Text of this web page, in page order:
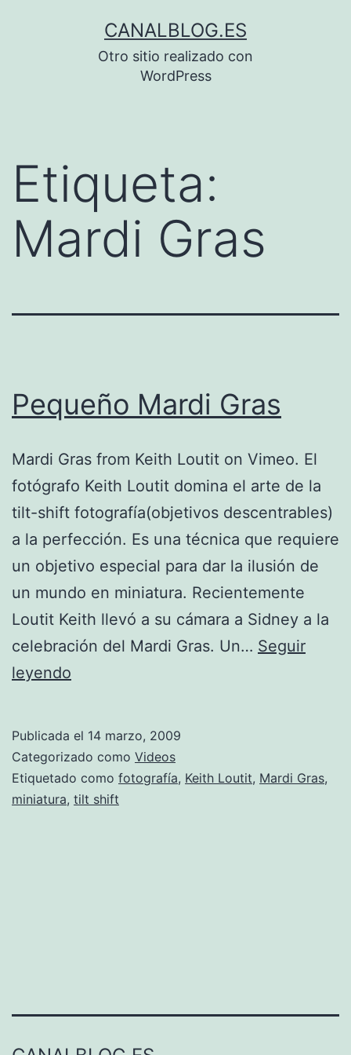
CANALBLOG.ES
Otro sitio realizado con
WordPress
Etiqueta:
Mardi Gras
Pequeño Mardi Gras
Mardi Gras from Keith Loutit on Vimeo. El
fotógrafo Keith Loutit domina el arte de la
tilt-shift fotografía(objetivos descentrables)
a la perfección. Es una técnica que requiere
un objetivo especial para dar la ilusión de
un mundo en miniatura. Recientemente
Loutit Keith llevó a su cámara a Sidney a la
celebración del Mardi Gras. Un… Seguir
leyendo
Publicada el 14 marzo, 2009
Categorizado como Videos
Etiquetado como fotografía, Keith Loutit, Mardi Gras,
miniatura, tilt shift